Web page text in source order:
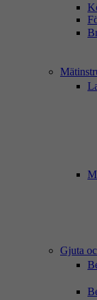
Gjuta